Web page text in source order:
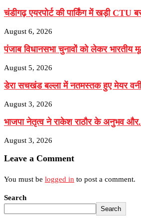
चंडीगढ़ एयरपोर्ट की पार्किंग में खड़ी CTU
August 6, 2026
पंजाब विधानसभा चुनावों को लेकर भारतीय
August 5, 2026
डेरा सचखंड बल्ला में नतमस्तक हुए मेयर
August 3, 2026
भाजपा नेतृत्व ने राकेश राठौर के अनुभव
August 3, 2026
Leave a Comment
You must be logged in to post a comment.
Search
Search